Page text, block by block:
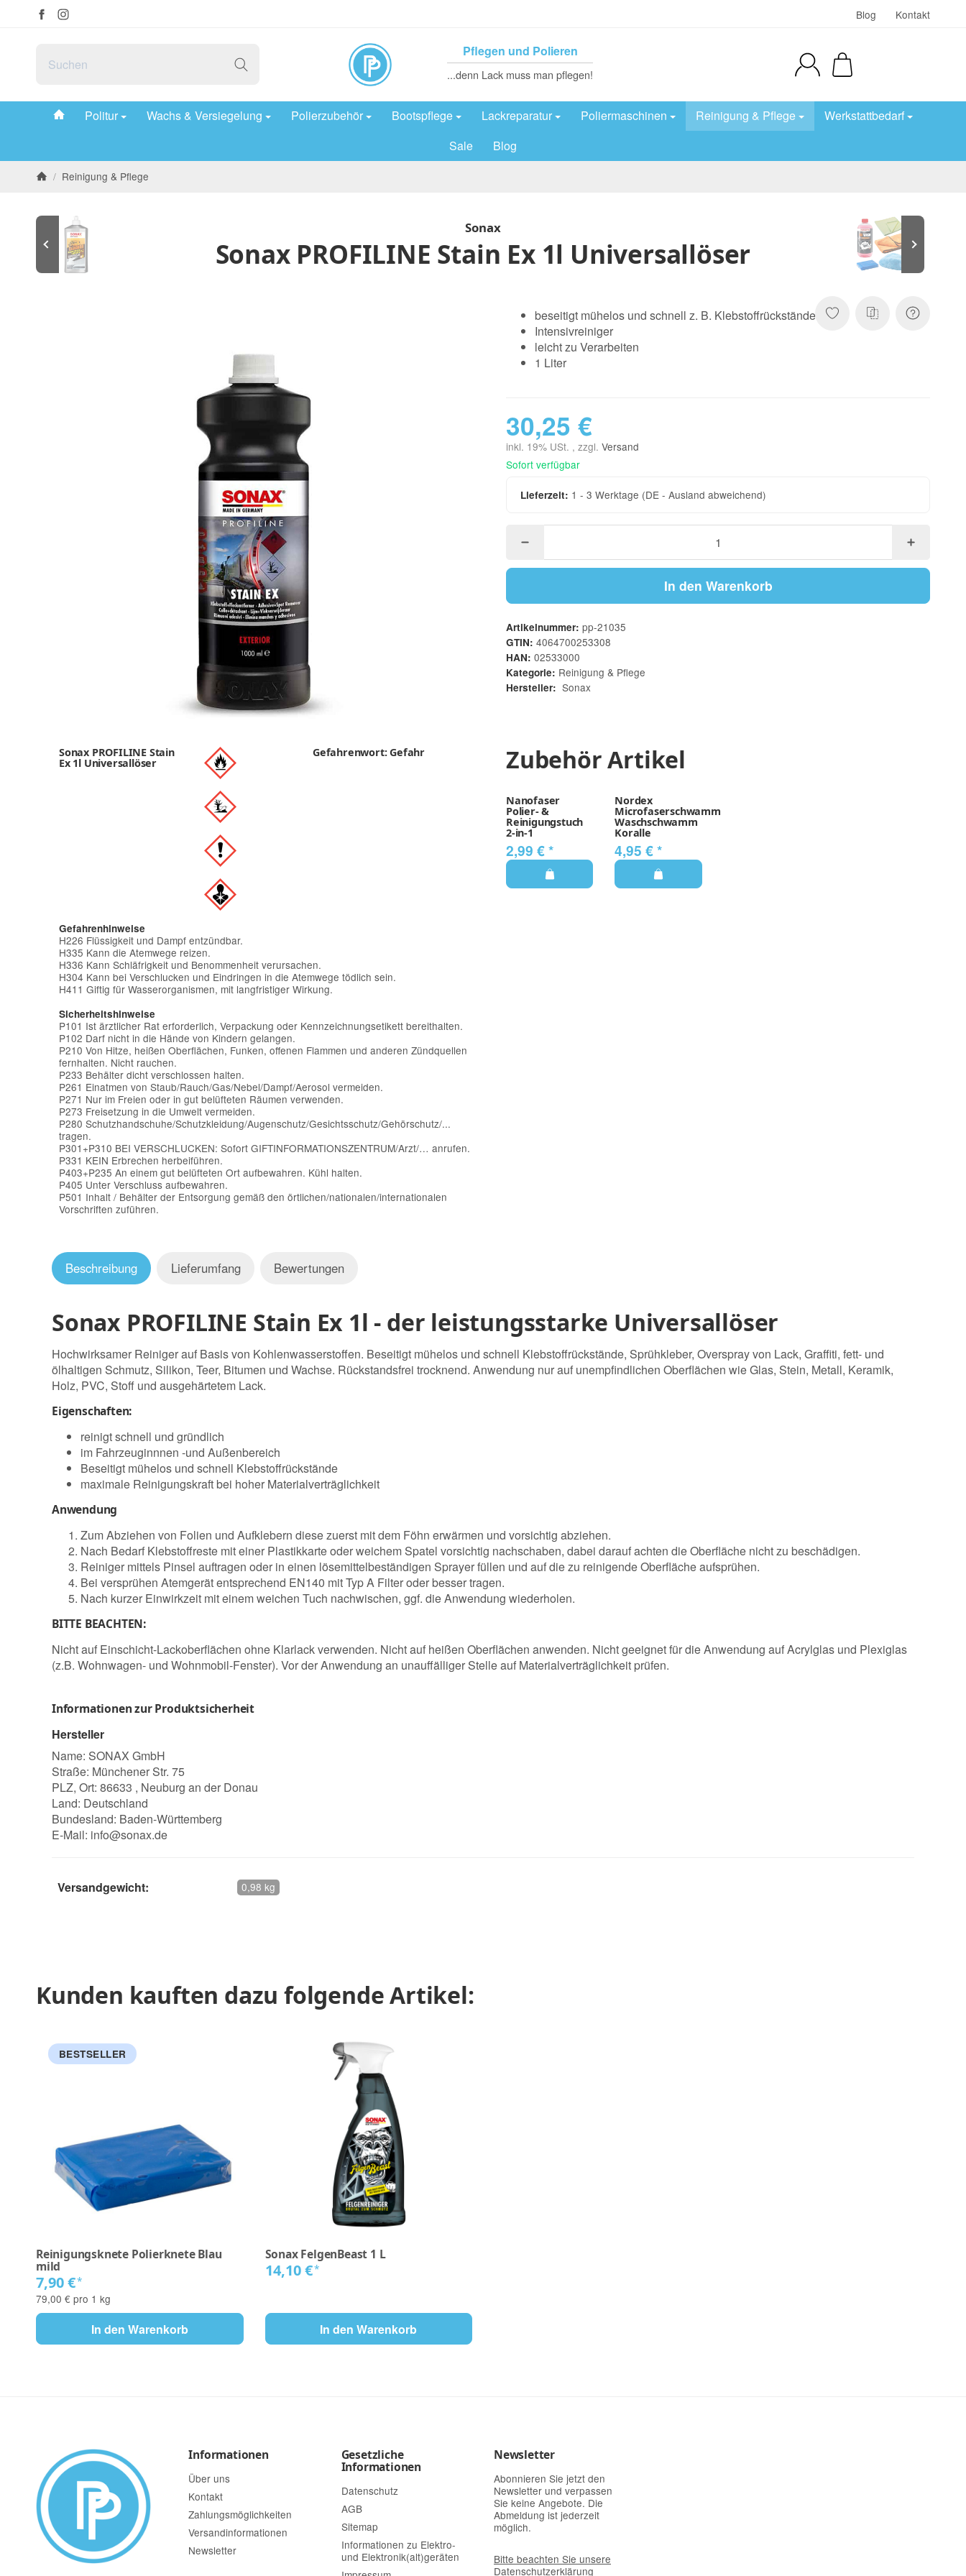
Blog Kontakt
Pflegen und Polieren
...denn Lack muss man pflegen!
#custom.linkHome#
Politur Wachs & Versiegelung Polierzubehör Bootspflege Lackreparatur Poliermaschinen Reinigung & Pflege
Werkstattbedarf
Sale
Blog
/ Reinigung & Pflege
Sonax
Sonax PROFILINE Stain Ex 1l Universallöser
beseitigt mühelos und schnell z. B. Klebstoffrückstände
Intensivreiniger
leicht zu Verarbeiten
1 Liter
30,25 €
inkl. 19% USt. , zzgl. Versand
Sofort verfügbar
Lieferzeit: 1 - 3 Werktage (DE - Ausland abweichend)
In den Warenkorb
Artikelnummer: pp-21035
GTIN: 4064700253308
HAN: 02533000
Kategorie: Reinigung & Pflege
Hersteller: Sonax
Sonax PROFILINE Stain
Ex 1l Universallöser
Gefahrenwort: Gefahr
Gefahrenhinweise
H226 Flüssigkeit und Dampf entzündbar.
H335 Kann die Atemwege reizen.
H336 Kann Schläfrigkeit und Benommenheit verursachen.
H304 Kann bei Verschlucken und Eindringen in die Atemwege tödlich sein.
H411 Giftig für Wasserorganismen, mit langfristiger Wirkung.
Sicherheitshinweise
P101 Ist ärztlicher Rat erforderlich, Verpackung oder Kennzeichnungsetikett bereithalten.
P102 Darf nicht in die Hände von Kindern gelangen.
P210 Von Hitze, heißen Oberflächen, Funken, offenen Flammen und anderen Zündquellen
fernhalten. Nicht rauchen.
P233 Behälter dicht verschlossen halten.
P261 Einatmen von Staub/Rauch/Gas/Nebel/Dampf/Aerosol vermeiden.
P271 Nur im Freien oder in gut belüfteten Räumen verwenden.
P273 Freisetzung in die Umwelt vermeiden.
P280 Schutzhandschuhe/Schutzkleidung/Augenschutz/Gesichtsschutz/Gehörschutz/...
tragen.
P301+P310 BEI VERSCHLUCKEN: Sofort GIFTINFORMATIONSZENTRUM/Arzt/… anrufen.
P331 KEIN Erbrechen herbeiführen.
P403+P235 An einem gut belüfteten Ort aufbewahren. Kühl halten.
P405 Unter Verschluss aufbewahren.
P501 Inhalt / Behälter der Entsorgung gemäß den örtlichen/nationalen/internationalen
Vorschriften zuführen.
Zubehör Artikel
Nanofaser
Polier- &
Reinigungstuch
2-in-1
2,99 €*
Nordex
Microfaserschwamm
Waschschwamm
Koralle
4,95 €*
Beschreibung Lieferumfang Bewertungen
Sonax PROFILINE Stain Ex 1l - der leistungsstarke Universallöser
Hochwirksamer Reiniger auf Basis von Kohlenwasserstoffen. Beseitigt mühelos und schnell Klebstoffrückstände, Sprühkleber, Overspray von Lack, Graffiti, fett- und
ölhaltigen Schmutz, Silikon, Teer, Bitumen und Wachse. Rückstandsfrei trocknend. Anwendung nur auf unempfindlichen Oberflächen wie Glas, Stein, Metall, Keramik,
Holz, PVC, Stoff und ausgehärtetem Lack.
Eigenschaften:
reinigt schnell und gründlich
im Fahrzeuginnnen -und Außenbereich
Beseitigt mühelos und schnell Klebstoffrückstände
maximale Reinigungskraft bei hoher Materialverträglichkeit
Anwendung
Zum Abziehen von Folien und Aufklebern diese zuerst mit dem Föhn erwärmen und vorsichtig abziehen.
Nach Bedarf Klebstoffreste mit einer Plastikkarte oder weichem Spatel vorsichtig nachschaben, dabei darauf achten die Oberfläche nicht zu beschädigen.
Reiniger mittels Pinsel auftragen oder in einen lösemittelbeständigen Sprayer füllen und auf die zu reinigende Oberfläche aufsprühen.
Bei versprühen Atemgerät entsprechend EN140 mit Typ A Filter oder besser tragen.
Nach kurzer Einwirkzeit mit einem weichen Tuch nachwischen, ggf. die Anwendung wiederholen.
BITTE BEACHTEN:
Nicht auf Einschicht-Lackoberflächen ohne Klarlack verwenden. Nicht auf heißen Oberflächen anwenden. Nicht geeignet für die Anwendung auf Acrylglas und Plexiglas
(z.B. Wohnwagen- und Wohnmobil-Fenster). Vor der Anwendung an unauffälliger Stelle auf Materialverträglichkeit prüfen.
Informationen zur Produktsicherheit
Hersteller
Name: SONAX GmbH
Straße: Münchener Str. 75
PLZ, Ort: 86633 , Neuburg an der Donau
Land: Deutschland
Bundesland: Baden-Württemberg
E-Mail: info@sonax.de
Versandgewicht: 0,98 kg
Kunden kauften dazu folgende Artikel:
BESTSELLER
Reinigungsknete Polierknete Blau
mild
7,90 €*
79,00 € pro 1 kg
In den Warenkorb
Sonax FelgenBeast 1 L
14,10 €*
In den Warenkorb
Informationen
Über uns
Kontakt
Zahlungsmöglichkeiten
Versandinformationen
Newsletter
Gesetzliche
Informationen
Datenschutz
AGB
Sitemap
Informationen zu Elektro-
und Elektronik(alt)geräten
Newsletter
Abonnieren Sie jetzt den
Newsletter und verpassen
Sie keine Angebote. Die
Abmeldung ist jederzeit
möglich.
Bitte beachten Sie unsere
Datenschutzerklärung